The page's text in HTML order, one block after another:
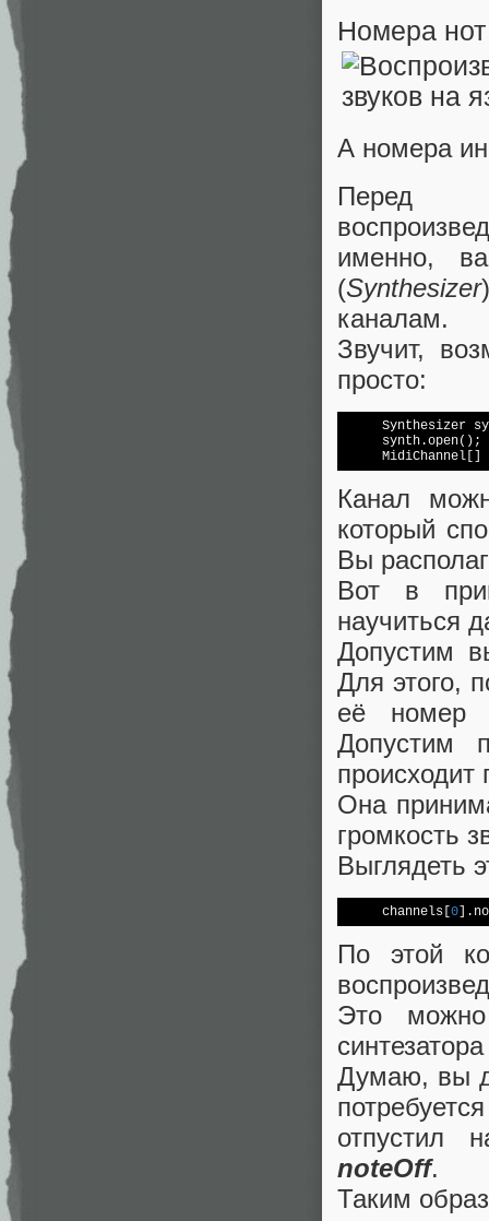
Номера
А номера
Перед
именно,
(Synthesizer
каналам.
Звучит,
просто:
Synthesizer
     synth.open();
Канал
который
Вы
Вот в
научиться
Допустим
Для этого,
её номер
Допустим
Она
громкость
Выглядеть
     channels[
0
По этой
Это
Думаю, вы
отпустил
noteOff.
Таким